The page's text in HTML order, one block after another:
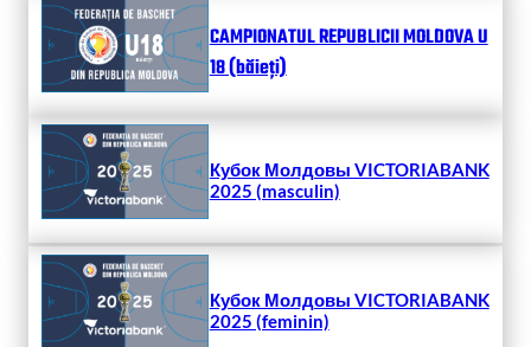
CAMPIONATUL REPUBLICII MOLDOVA U
18 (băieți)
Кубок Молдовы VICTORIABANK
2025 (masculin)
Кубок Молдовы VICTORIABANK
2025 (feminin)